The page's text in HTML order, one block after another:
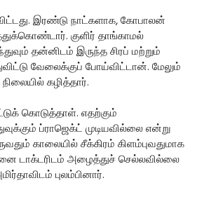
இரண்டு நாட்களாக, கோபாலன்
குளிர் தாங்காமல்
தன்னிடம் இருந்த சிரப் மற்றும்
வேலைக்குப் போய்விட்டான். மேலும்
கழித்தார்.
கொடுத்தாள். எதற்கும்
ப்ராஜெக்ட் முடியவில்லை என்று
காலையில் சீக்கிரம் கிளம்புவதுமாக
டாக்டரிடம் அழைத்துச் செல்லவில்லை
புலம்பினார்.